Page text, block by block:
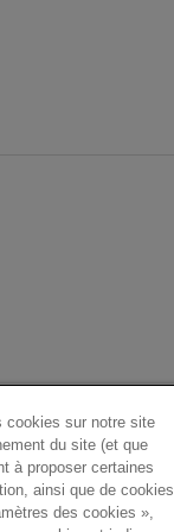
cookies sur notre site
du site (et que
à proposer certaines
ainsi que de cookies
des cookies »,